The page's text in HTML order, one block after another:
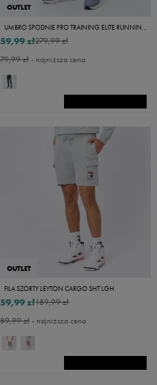
OUTLET
UMBRO SPODNIE PRO TRAINING ELITE RUNNING TIGHT
279,99 zł
59,99 zł
79,99 zł- najniższa cena
OUTLET
FILA SZORTY LEYTON CARGO SHT LGH
189,99 zł
59,99 zł
89,99 zł- najniższa cena